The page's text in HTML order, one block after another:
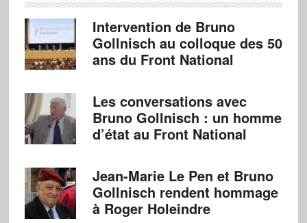
Intervention de Bruno
Gollnisch au colloque des 50
ans du Front National
Les conversations avec
Bruno Gollnisch : un homme
d’état au Front National
Jean-Marie Le Pen et Bruno
Gollnisch rendent hommage
à Roger Holeindre